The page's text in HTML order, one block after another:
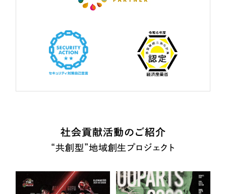
社会貢献活動のご紹介
“共創型”地域創生プロジェクト